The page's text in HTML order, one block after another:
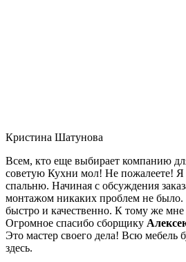
Кристина Шатунова
Всем, кто еще выбирает компанию
советую Кухни мол! Не пожалеете! Я
спальню. Начиная с обсуждения
монтажом никаких проблем не было.
быстро и качественно. К тому же
Огромное спасибо сборщику
Это мастер своего дела! Всю мебель
здесь.